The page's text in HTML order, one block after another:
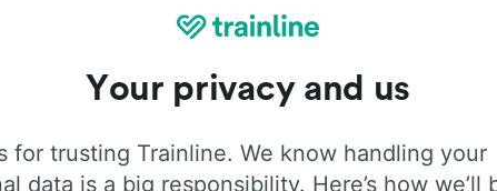
direkte tog langs
tog med DB eller NS
tilbyr moderne,
blunk.
markerer vi de
i reiseplanleggeren
Your privacy and us
for trusting Trainline. We know handling your
data is a big responsibility. Here’s how we’ll